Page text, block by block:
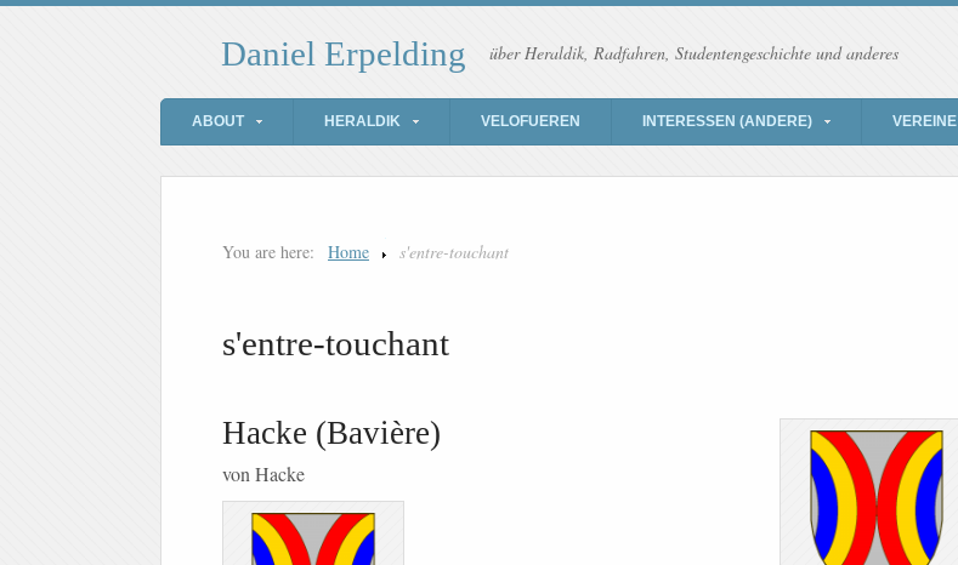
Daniel Erpelding über Heraldik, Radfahren, Studentengeschichte und anderes
ABOUT HERALDIK VELOFUEREN INTERESSEN (ANDERE) VEREINE
You are here: Home s'entre-touchant
s'entre-touchant
Hacke (Bavière)
von Hacke